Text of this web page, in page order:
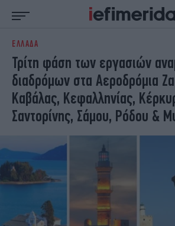
ΕΙΔΗΣΕΙΣ
NON PAPER
ΟΙΚΟΝΟΜΙΑ
ΠΟΛΙΤΙΣΜΟΣ
ΖΩΗ
ΣΠΟΡ
ΠΟΛΗ
ΕΚΛΟΓΕΣ
ΤΕΧΝΟΛΟΓΙΑ
EURO
ΕΛΛΑΔΑ
Τρίτη φάση των εργασιών
διαδρόμων στα Αεροδρόμια
Καβάλας, Κεφαλληνίας,
Σαντορίνης, Σάμου, Ρόδου &